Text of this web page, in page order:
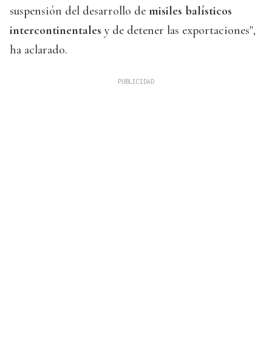
suspensión del desarrollo de misiles balísticos
intercontinentales y de detener las exportaciones",
ha aclarado.